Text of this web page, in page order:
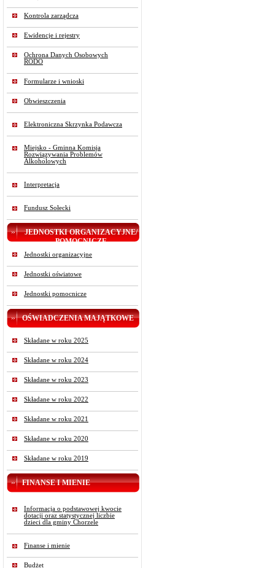
Kontrola zarządcza
Ewidencje i rejestry
Ochrona Danych Osobowych
RODO
Formularze i wnioski
Obwieszczenia
Elektroniczna Skrzynka Podawcza
Miejsko - Gminna Komisja
Rozwiązywania Problemów
Alkoholowych
Interpretacja
Fundusz Sołecki
JEDNOSTKI ORGANIZACYJNE/
POMOCNICZE
Jednostki organizacyjne
Jednostki oświatowe
Jednostki pomocnicze
OŚWIADCZENIA MAJĄTKOWE
Składane w roku 2025
Składane w roku 2024
Składane w roku 2023
Składane w roku 2022
Składane w roku 2021
Składane w roku 2020
Składane w roku 2019
FINANSE I MIENIE
Informacja o podstawowej kwocie
dotacji oraz statystycznej liczbie
dzieci dla gminy Chorzele
Finanse i mienie
Budżet